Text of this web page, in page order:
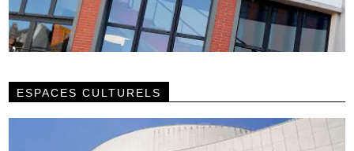
ESPACES CULTURELS